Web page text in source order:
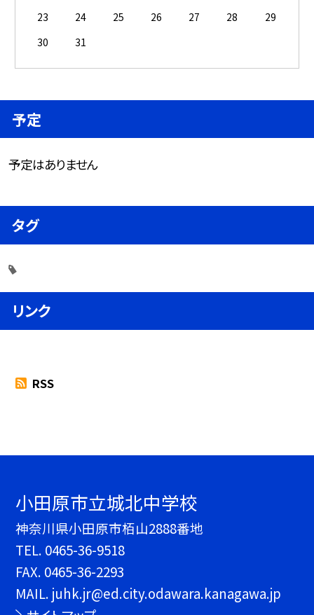
23
24 25 26 27 28
29
30
31
予定
予定はありません
タグ
リンク
RSS
小田原市立城北中学校
神奈川県小田原市栢山2888番地
TEL. 0465-36-9518
FAX. 0465-36-2293
MAIL. juhk.jr@ed.city.odawara.kanagawa.jp